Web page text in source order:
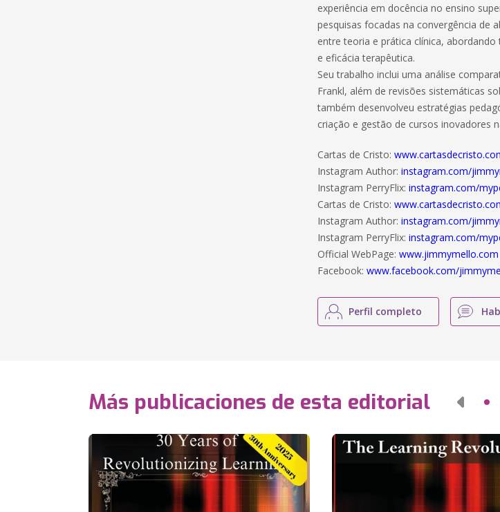
experiência em docência no ensino
pesquisas focadas na convergência de
entre teoria e prática clínica,
e eficácia terapêutica.
Seu trabalho inclui uma análise
Frankl, além de revisões sistemáticas
também desenvolveu estratégias
criação e gestão de cursos inovadores
Cartas de Cristo:
Instagram Author:instagram.com/
Instagram PerryFlix:instagram.com/
Cartas de Cristo:
Instagram Author:instagram.com/
Instagram PerryFlix:instagram.com/
Official WebPage:www.jimmymello.com
Facebook:www.facebook.com/
Perfil completo
Más publicaciones de esta editorial